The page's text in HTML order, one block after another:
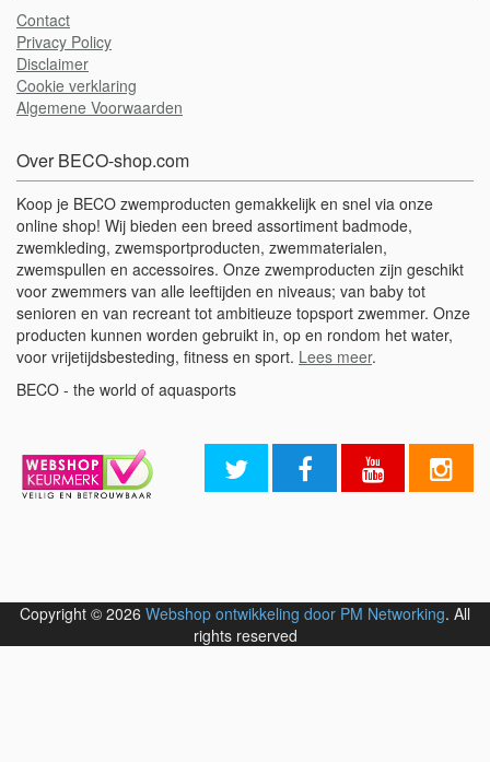
Contact
Privacy Policy
Disclaimer
Cookie verklaring
Algemene Voorwaarden
Over BECO-shop.com
Koop je BECO zwemproducten gemakkelijk en snel via onze
online shop! Wij bieden een breed assortiment badmode,
zwemkleding, zwemsportproducten, zwemmaterialen,
zwemspullen en accessoires. Onze zwemproducten zijn geschikt
voor zwemmers van alle leeftijden en niveaus; van baby tot
senioren en van recreant tot ambitieuze topsport zwemmer. Onze
producten kunnen worden gebruikt in, op en rondom het water,
voor vrijetijdsbesteding, fitness en sport. Lees meer.
BECO - the world of aquasports
Copyright © 2026 Webshop ontwikkeling door PM Networking. All
rights reserved